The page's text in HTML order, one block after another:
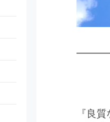
『良